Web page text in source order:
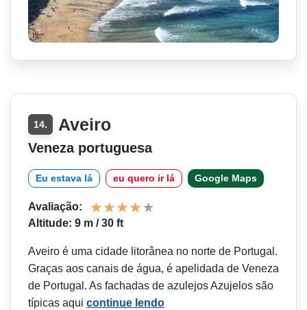
14. Aveiro
Veneza portuguesa
Eu estava lá eu quero ir lá Google Maps
Avaliação:
Altitude: 9 m / 30 ft
Aveiro é uma cidade litorânea no norte de Portugal.
Graças aos canais de água, é apelidada de Veneza
de Portugal. As fachadas de azulejos Azujelos são
típicas aqui continue lendo